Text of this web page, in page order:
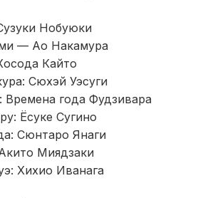
Нобуюки
— Ао Накамура
Кайто
Сюхэй Уэсуги
Времена года Фудзивара
Ёсуке Сугино
Сюнтаро Янаги
Миядзаки
Хихио Иванага